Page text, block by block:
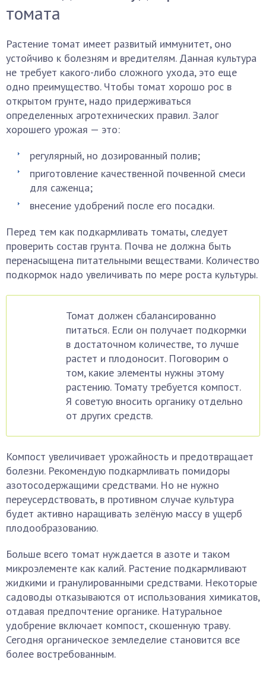
томата
Растение томат имеет развитый иммунитет, оно
устойчиво к болезням и вредителям. Данная культура
не требует какого-либо сложного ухода, это еще
одно преимущество. Чтобы томат хорошо рос в
открытом грунте, надо придерживаться
определенных агротехнических правил. Залог
хорошего урожая — это:
регулярный, но дозированный полив;
приготовление качественной почвенной смеси
для саженца;
внесение удобрений после его посадки.
Перед тем как подкармливать томаты, следует
проверить состав грунта. Почва не должна быть
перенасыщена питательными веществами. Количество
подкормок надо увеличивать по мере роста культуры.
Томат должен сбалансированно
питаться. Если он получает подкормки
в достаточном количестве, то лучше
растет и плодоносит. Поговорим о
том, какие элементы нужны этому
растению. Томату требуется компост.
Я советую вносить органику отдельно
от других средств.
Компост увеличивает урожайность и предотвращает
болезни. Рекомендую подкармливать помидоры
азотосодержащими средствами. Но не нужно
переусердствовать, в противном случае культура
будет активно наращивать зелёную массу в ущерб
плодообразованию.
Больше всего томат нуждается в азоте и таком
микроэлементе как калий. Растение подкармливают
жидкими и гранулированными средствами. Некоторые
садоводы отказываются от использования химикатов,
отдавая предпочтение органике. Натуральное
удобрение включает компост, скошенную траву.
Сегодня органическое земледелие становится все
более востребованным.